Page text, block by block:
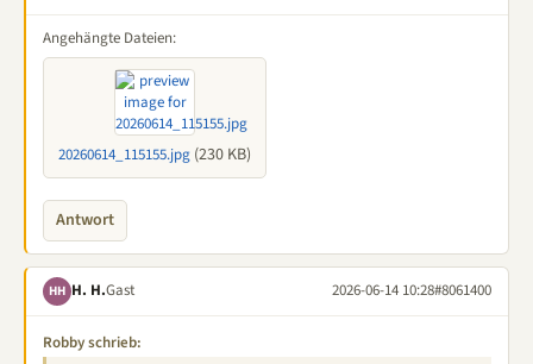
Angehängte Dateien:
20260614_115155.jpg (230 KB)
Antwort
HH H. H.Gast 2026-06-14 10:28#8061400
Robby schrieb: